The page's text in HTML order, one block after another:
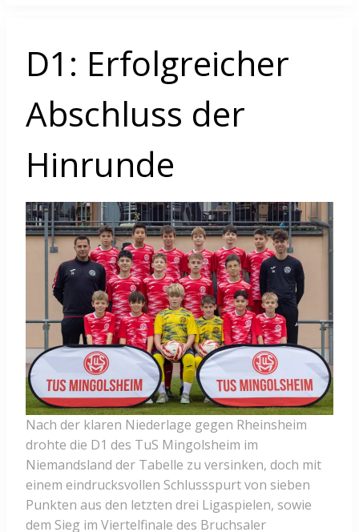
D1: Erfolgreicher
Abschluss der
Hinrunde
Nach der klaren Niederlage gegen Rheinsheim
drohte die D1 des TuS Mingolsheim im
Niemandsland der Tabelle zu versinken, doch mit
einem eindrucksvollen Schlussspurt von sieben
Punkten aus den letzten drei Ligaspielen, sowie
dem Sieg im Viertelfinale des Bruchsaler